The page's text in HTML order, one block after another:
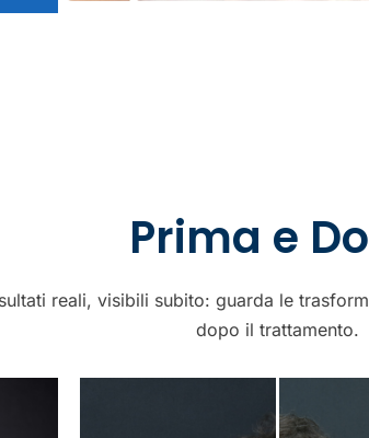
Prima e
reali, visibili subito: guarda le
dopo il trattamento.